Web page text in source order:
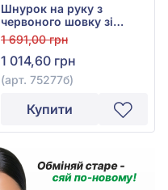
Шнурок на руку з
червоного шовку зі
сріблом 925° та
фіанітом, арт. 75277б
1 691,00 грн
1 014,60 грн
(арт. 75277б)
Купити